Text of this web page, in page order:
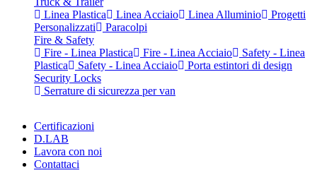
Linea Plastica
Linea Acciaio Linea Alluminio
Progetti
Personalizzati
Paracolpi
Fire & Safety
Fire - Linea Plastica
Fire - Linea Acciaio
Safety - Linea
Plastica
Safety - Linea Acciaio
Porta estintori di design
Security Locks
Serrature di sicurezza per van
Certificazioni
D.LAB
Lavora con noi
Contattaci